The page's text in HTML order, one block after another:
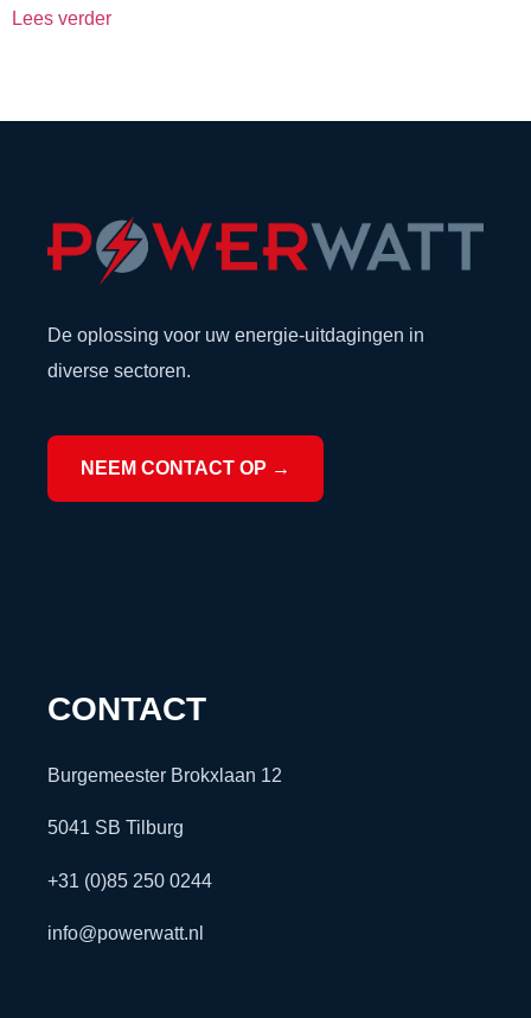
Lees verder
De oplossing voor uw energie-uitdagingen in
diverse sectoren.
NEEM CONTACT OP →
CONTACT
Burgemeester Brokxlaan 12
5041 SB Tilburg
+31 (0)85 250 0244
info@powerwatt.nl